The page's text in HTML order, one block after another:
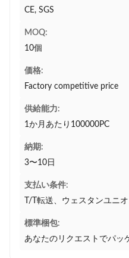
CE, SGS
MOQ:
10個
価格:
Factory competitive price
供給能力:
1か月あたり100000PC
納期:
3〜10日
支払い条件:
T/T転送、ウェスタンユニ
標準梱包:
あなたのリクエストでパッ